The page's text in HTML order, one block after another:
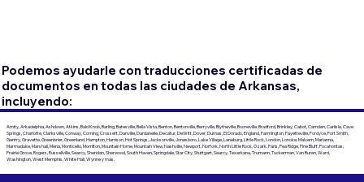
Podemos ayudarle con traducciones certificadas de
documentos en todas las ciudades de Arkansas,
incluyendo:
Amity, Arkadelphia, Ashdown, Atkins, Bald Knob, Barling, Batesville, Bella Vista, Benton, Bentonville, Berryville, Blytheville, Booneville, Bradford, Brinkley, Cabot, Camden, Carlisle, Cave
Springs, Charlotte, Clarksville, Conway, Corning, Crossett, Danville, Dardanelle, Decatur, DeWitt, Dover, Dumas, El Dorado, England, Farmington, Fayetteville, Fordyce, Fort Smith,
Gentry, Gravette, Greenbrier, Greenland, Hampton, Harrison, Hot Springs, Jacksonville, Jonesboro, Lake Village, Laneburg, Little Rock, London, Lonoke, Malvern, Marianna,
Marmaduke, Marshall, Mena, Monticello, Morrilton, Mountain Home, Mountain View, Nashville, Newport, Norfork, North Little Rock, Ozark, Paris, Pea Ridge, Pine Bluff, Pocahontas,
Prairie Grove, Rogers, Russellville, Searcy, Sheridan, Sherwood, South Haven, Springdale, Star City, Stuttgart, Searcy, Texarkana, Trumann, Tuckerman, Van Buren, Ward,
Washington, West Memphis, White Hall, Wynne y más.